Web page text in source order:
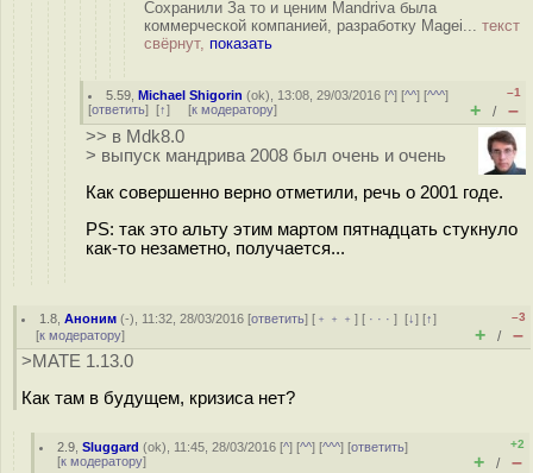
Сохранили За то и ценим Mandriva была
коммерческой компанией, разработку Magei... текст
свёрнут, показать
5.59 ,Michael Shigorin (ok), 13:08, 29/03/2016 [^] [^^] [^^^]
[ответить] [↑] [к модератору]
–1
+ / –
>> в Mdk8.0
> выпуск мандрива 2008 был очень и очень
Как совершенно верно отметили, речь о 2001 годе.
PS: так это альту этим мартом пятнадцать стукнуло
как-то незаметно, получается...
1.8 ,Аноним (-), 11:32, 28/03/2016 [ответить] [ ﹢﹢﹢] [ · · ·][↓] [↑]
[к модератору]
–3
+ / –
>MATE 1.13.0
Как там в будущем, кризиса нет?
2.9 ,Sluggard (ok), 11:45, 28/03/2016 [^] [^^] [^^^] [ответить]
[к модератору]
+2
+ / –